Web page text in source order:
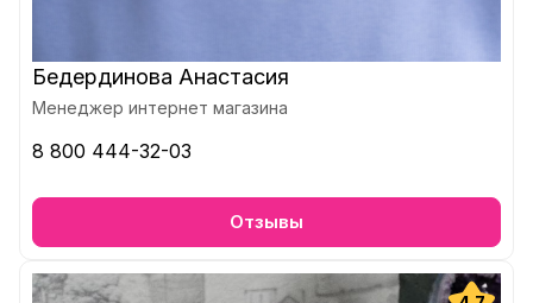
Бедердинова Анастасия
Менеджер интернет магазина
8 800 444-32-03
Отзывы